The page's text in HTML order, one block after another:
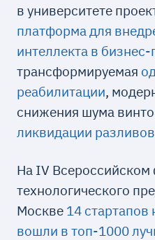
в университете
платформа для
интеллекта в
трансформируемая
реабилитации,
снижения шума
ликвидации
На IV
технологического
Москве 14 стартапов
вошли в топ-1000